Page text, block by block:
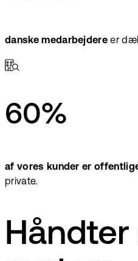
danske medarbejdereer
60%
af vores kunder er
private.